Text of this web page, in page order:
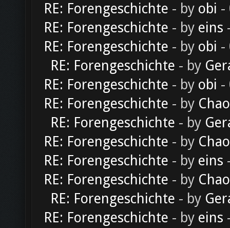
RE: Forengeschichte - by obi -
RE: Forengeschichte - by eins
RE: Forengeschichte - by obi -
RE: Forengeschichte - by
RE: Forengeschichte - by obi -
RE: Forengeschichte - by
RE: Forengeschichte - by
RE: Forengeschichte - by
RE: Forengeschichte - by eins
RE: Forengeschichte - by
RE: Forengeschichte - by
RE: Forengeschichte - by eins